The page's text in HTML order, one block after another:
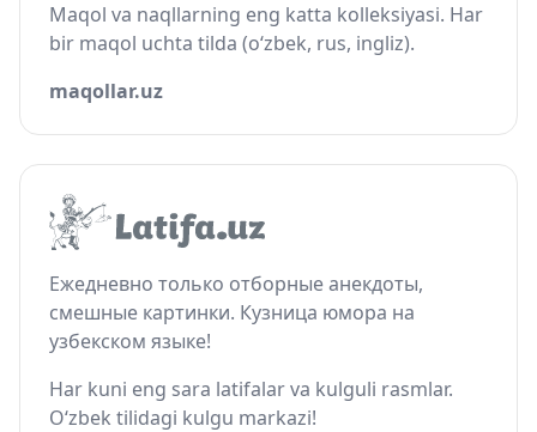
Maqol va naqllarning eng katta kolleksiyasi. Har
bir maqol uchta tilda (o‘zbek, rus, ingliz).
maqollar.uz
Ежедневно только отборные анекдоты,
смешные картинки. Кузница юмора на
узбекском языке!
Har kuni eng sara latifalar va kulguli rasmlar.
O‘zbek tilidagi kulgu markazi!